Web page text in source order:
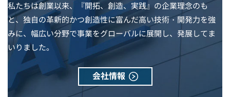
私たちは創業以来、『開拓、創造、実践』の企業理念のも
と、独自の革新的かつ創造性に富んだ高い技術・開発力を強
みに、幅広い分野で事業をグローバルに展開し、発展してま
いりました。
会社情報